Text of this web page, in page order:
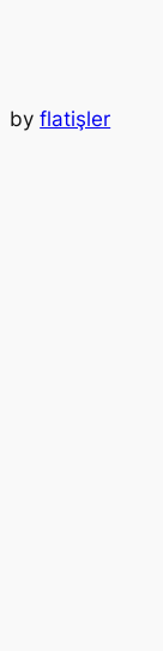
byflatişler